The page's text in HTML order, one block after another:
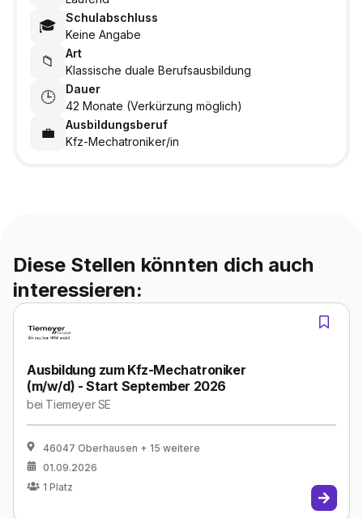
🎓
Schulabschluss
Keine Angabe
📁
Art
Klassische duale Berufsausbildung
🕒
Dauer
42 Monate (Verkürzung möglich)
💼
Ausbildungsberuf
Kfz-Mechatroniker/in
Diese Stellen könnten dich auch
interessieren:
Ausbildung zum Kfz-Mechatroniker
(m/w/d) - Start September 2026
bei Tiemeyer SE
46047 Oberhausen + 15 weitere
01.09.2026
1 Platz